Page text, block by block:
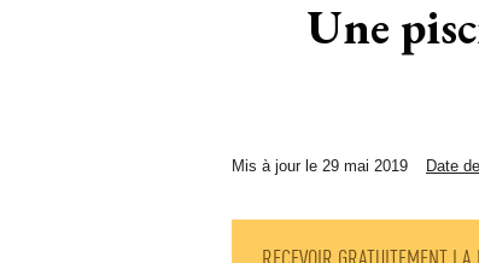
Une
Mis à jour le 29 mai 2019 Date